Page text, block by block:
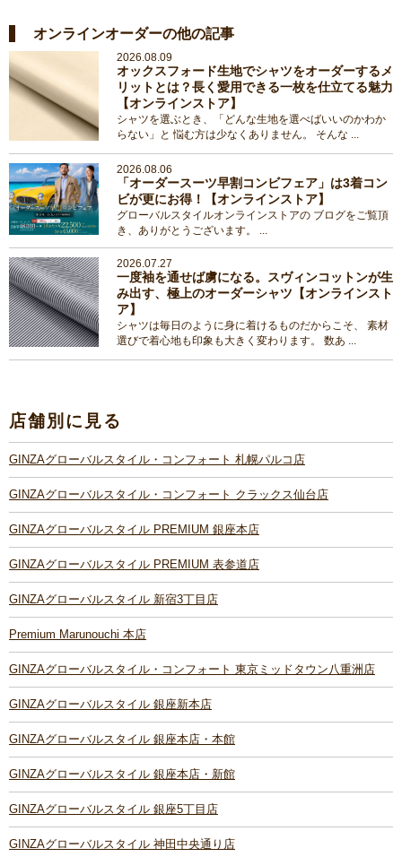
オンラインオーダーの他の記事
2026.08.09
オックスフォード生地でシャツをオーダーするメ
リットとは？長く愛用できる一枚を仕立てる魅力
【オンラインストア】
シャツを選ぶとき、「どんな生地を選べばいいのかわか
らない」と 悩む方は少なくありません。 そんな ...
2026.08.06
「オーダースーツ早割コンビフェア」は3着コン
ビが更にお得！【オンラインストア】
グローバルスタイルオンラインストアの ブログをご覧頂
き、ありがとうございます。 ...
2026.07.27
一度袖を通せば虜になる。スヴィンコットンが生
み出す、極上のオーダーシャツ【オンラインスト
ア】
シャツは毎日のように身に着けるものだからこそ、 素材
選びで着心地も印象も大きく変わります。 数あ ...
店舗別に見る
GINZAグローバルスタイル・コンフォート 札幌パルコ店
GINZAグローバルスタイル・コンフォート クラックス仙台店
GINZAグローバルスタイル PREMIUM 銀座本店
GINZAグローバルスタイル PREMIUM 表参道店
GINZAグローバルスタイル 新宿3丁目店
Premium Marunouchi 本店
GINZAグローバルスタイル・コンフォート 東京ミッドタウン八重洲店
GINZAグローバルスタイル 銀座新本店
GINZAグローバルスタイル 銀座本店・本館
GINZAグローバルスタイル 銀座本店・新館
GINZAグローバルスタイル 銀座5丁目店
GINZAグローバルスタイル 神田中央通り店